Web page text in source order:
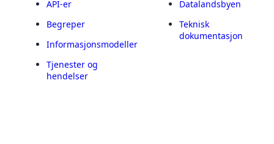
API-er
Begreper
Informasjonsmodeller
Tjenester og
hendelser
Datalandsbyen
Teknisk
dokumentasjon